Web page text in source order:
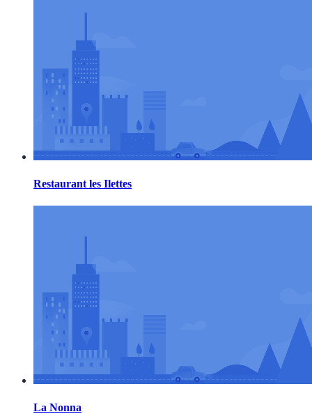
Restaurant les Ilettes
La Nonna